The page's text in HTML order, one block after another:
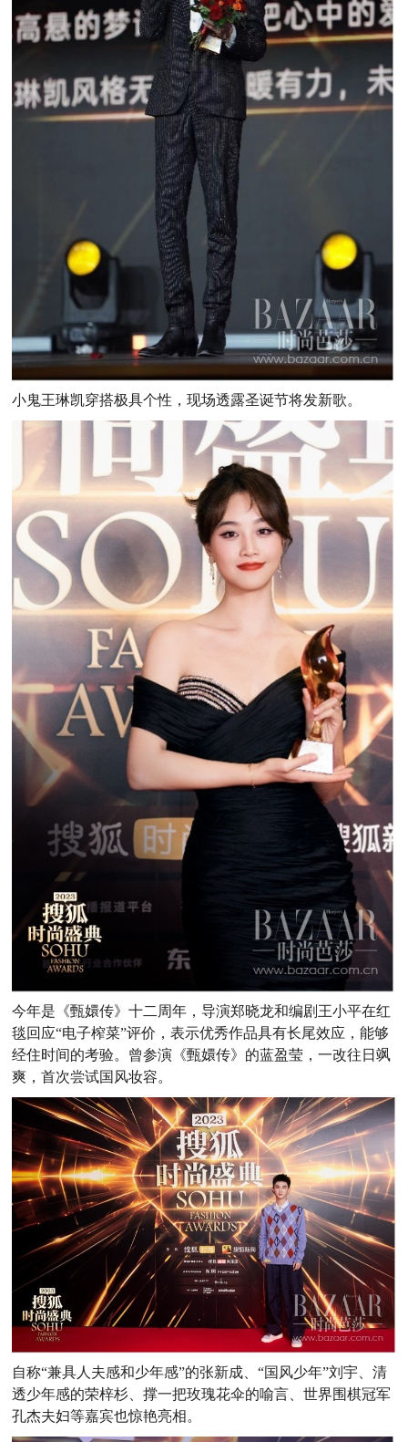
小鬼王琳凯穿搭极具个性，现场透露圣诞节将发新歌。
今年是《甄嬛传》十二周年，导演郑晓龙和编剧王小平在红
毯回应“电子榨菜”评价，表示优秀作品具有长尾效应，能够
经住时间的考验。曾参演《甄嬛传》的蓝盈莹，一改往日飒
爽，首次尝试国风妆容。
自称“兼具人夫感和少年感”的张新成、“国风少年”刘宇、清
透少年感的荣梓杉、撑一把玫瑰花伞的喻言、世界围棋冠军
孔杰夫妇等嘉宾也惊艳亮相。